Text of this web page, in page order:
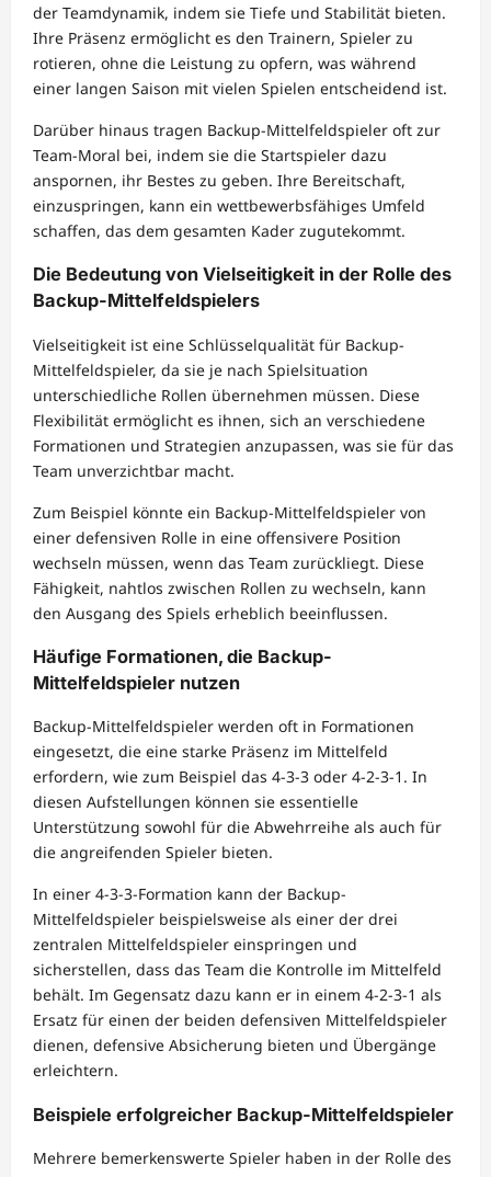
der Teamdynamik, indem sie Tiefe und Stabilität bieten.
Ihre Präsenz ermöglicht es den Trainern, Spieler zu
rotieren, ohne die Leistung zu opfern, was während
einer langen Saison mit vielen Spielen entscheidend ist.
Darüber hinaus tragen Backup-Mittelfeldspieler oft zur
Team-Moral bei, indem sie die Startspieler dazu
anspornen, ihr Bestes zu geben. Ihre Bereitschaft,
einzuspringen, kann ein wettbewerbsfähiges Umfeld
schaffen, das dem gesamten Kader zugutekommt.
Die Bedeutung von Vielseitigkeit in der Rolle des
Backup-Mittelfeldspielers
Vielseitigkeit ist eine Schlüsselqualität für Backup-
Mittelfeldspieler, da sie je nach Spielsituation
unterschiedliche Rollen übernehmen müssen. Diese
Flexibilität ermöglicht es ihnen, sich an verschiedene
Formationen und Strategien anzupassen, was sie für das
Team unverzichtbar macht.
Zum Beispiel könnte ein Backup-Mittelfeldspieler von
einer defensiven Rolle in eine offensivere Position
wechseln müssen, wenn das Team zurückliegt. Diese
Fähigkeit, nahtlos zwischen Rollen zu wechseln, kann
den Ausgang des Spiels erheblich beeinflussen.
Häufige Formationen, die Backup-
Mittelfeldspieler nutzen
Backup-Mittelfeldspieler werden oft in Formationen
eingesetzt, die eine starke Präsenz im Mittelfeld
erfordern, wie zum Beispiel das 4-3-3 oder 4-2-3-1. In
diesen Aufstellungen können sie essentielle
Unterstützung sowohl für die Abwehrreihe als auch für
die angreifenden Spieler bieten.
In einer 4-3-3-Formation kann der Backup-
Mittelfeldspieler beispielsweise als einer der drei
zentralen Mittelfeldspieler einspringen und
sicherstellen, dass das Team die Kontrolle im Mittelfeld
behält. Im Gegensatz dazu kann er in einem 4-2-3-1 als
Ersatz für einen der beiden defensiven Mittelfeldspieler
dienen, defensive Absicherung bieten und Übergänge
erleichtern.
Beispiele erfolgreicher Backup-Mittelfeldspieler
Mehrere bemerkenswerte Spieler haben in der Rolle des